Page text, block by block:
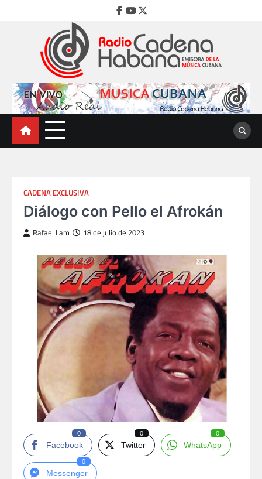
Facebook
Youtube
Twitter
Radio Cadena Habana
Emisora de la Música Cubana
CADENA EXCLUSIVA
Diálogo con Pello el Afrokán
Rafael Lam 18 de julio de 2023
Facebook
0
Twitter
0
WhatsApp
0
Messenger
0